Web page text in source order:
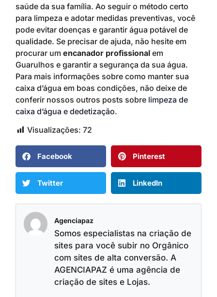
saúde da sua família. Ao seguir o método certo
para limpeza e adotar medidas preventivas, você
pode evitar doenças e garantir água potável de
qualidade. Se precisar de ajuda, não hesite em
procurar um encanador profissional em
Guarulhos e garantir a segurança da sua água.
Para mais informações sobre como manter sua
caixa d’água em boas condições, não deixe de
conferir nossos outros posts sobre limpeza de
caixa d’água e dedetização.
Visualizações: 72
Facebook Pinterest
Twitter LinkedIn
Agenciapaz
Somos especialistas na criação de
sites para você subir no Orgânico
com sites de alta conversão. A
AGENCIAPAZ é uma agência de
criação de sites e Lojas.